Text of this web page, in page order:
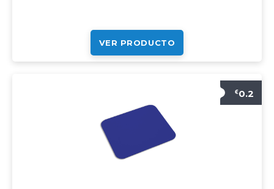
VER PRODUCTO
€0.2